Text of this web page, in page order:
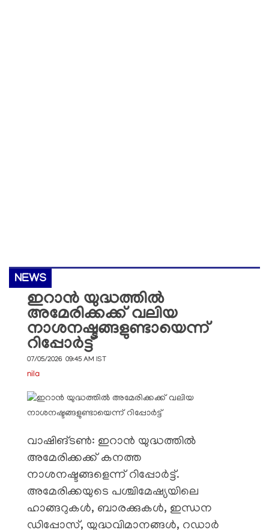
NEWS
ഇറാൻ യുദ്ധത്തിൽ
അമേരിക്കക്ക് വലിയ
നാശനഷ്ടങ്ങളുണ്ടായെന്ന്
റിപ്പോർട്ട്
07/05/2026 09:45 AM IST
nila
വാഷിങ്ടൺ: ഇറാൻ യുദ്ധത്തിൽ
അമേരിക്കക്ക് കനത്ത
നാശനഷ്ടങ്ങളെന്ന് റിപ്പോർട്ട്.
അമേരിക്കയുടെ പശ്ചിമേഷ്യയിലെ
ഹാങ്ങറുകൾ, ബാരക്കുകൾ, ഇന്ധന
ഡിപ്പോസ്, യുദ്ധവിമാനങ്ങൾ, റഡാർ